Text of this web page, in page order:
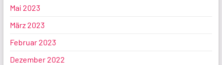
Mai 2023
März 2023
Februar 2023
Dezember 2022